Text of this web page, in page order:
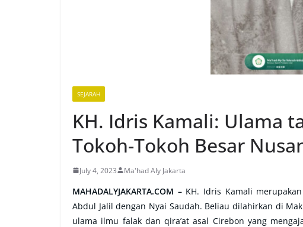
SEJARAH
KH. Idris Kamali: Ulama
Tokoh-Tokoh Besar
July 4, 2023 Ma'had Aly Jakarta
MAHADALYJAKARTA.COM – KH. Idris Kamali
Abdul Jalil dengan Nyai Saudah. Beliau dilahirkan di
ulama ilmu falak dan qira’at asal Cirebon yang